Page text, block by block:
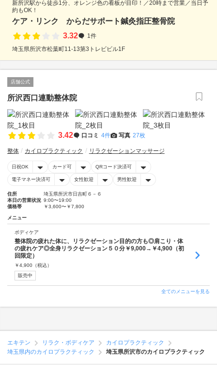
新所沢駅から徒歩1分、オレンジ色の看板が目印！／20時まで営業／当日予
約もOK！
ケア・リンク からだサポート鍼灸指圧整骨院
3.32
1件
埼玉県所沢市松葉町11-13第3トレビビル1F
店舗公式
所沢西口連動整体院
3.42 口コミ 4件 写真 27枚
整体 カイロプラクティック リラクゼーションマッサージ
日祝OK カード可 QRコード決済可
電子マネー決済可 女性歓迎 男性歓迎
住所
埼玉県所沢市日吉町６－６
本日の営業状況 9:00〜19:00
価格帯
￥3,600〜￥7,800
メニュー
ボディケア
整体院の疲れた体に、リラクゼーション目的の方も◎肩こり・体
の疲れケア◎全身リラクゼーション５０分￥9,000→￥4,900（初
回限定）
￥4,900 （税込）
販売中
全てのメニューを見る
エキテン リラク・ボディケア
カイロプラクティック
埼玉県内のカイロプラクティック
埼玉県所沢市のカイロプラクティック